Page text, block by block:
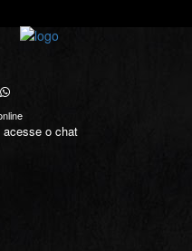
acesse o chat